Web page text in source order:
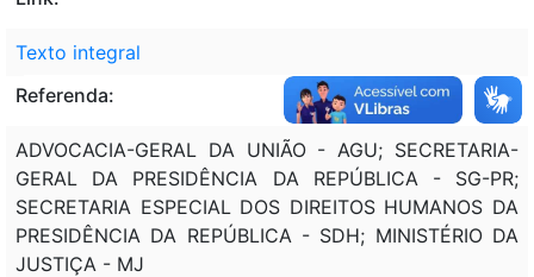
Texto integral
Referenda:
ADVOCACIA-GERAL DA UNIÃO - AGU; SECRETARIA-
GERAL DA PRESIDÊNCIA DA REPÚBLICA - SG-PR;
SECRETARIA ESPECIAL DOS DIREITOS HUMANOS DA
PRESIDÊNCIA DA REPÚBLICA - SDH; MINISTÉRIO DA
JUSTIÇA - MJ